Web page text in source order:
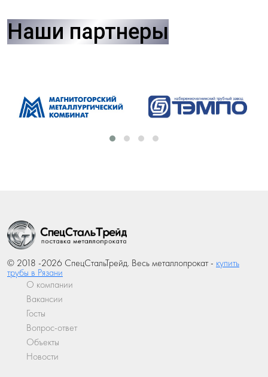
Наши партнеры
© 2018 -2026 СпецСтальТрейд. Весь металлопрокат - купить
трубы в Рязани
О компании
Вакансии
Госты
Вопрос-ответ
Объекты
Новости